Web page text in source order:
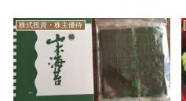
株式投資・株主優待